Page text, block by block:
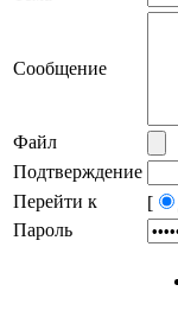
Сообщение
Файл
Подтверждение
Перейти к
[
Пароль